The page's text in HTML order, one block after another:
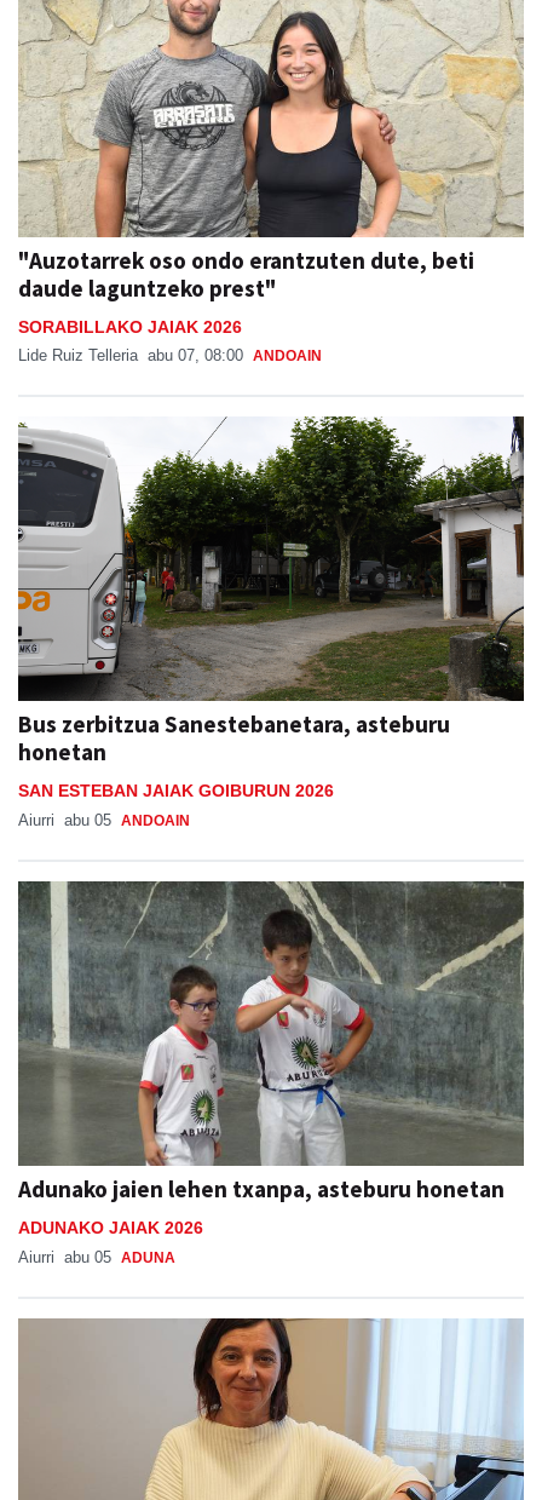
"Auzotarrek oso ondo erantzuten dute, beti
daude laguntzeko prest"
SORABILLAKO JAIAK 2026
Lide Ruiz Telleria abu 07, 08:00 ANDOAIN
Bus zerbitzua Sanestebanetara, asteburu
honetan
SAN ESTEBAN JAIAK GOIBURUN 2026
Aiurri abu 05 ANDOAIN
Adunako jaien lehen txanpa, asteburu honetan
ADUNAKO JAIAK 2026
Aiurri abu 05 ADUNA